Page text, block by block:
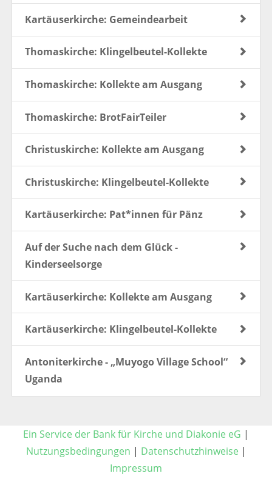
Kartäuserkirche: Gemeindearbeit
Thomaskirche: Klingelbeutel-Kollekte
Thomaskirche: Kollekte am Ausgang
Thomaskirche: BrotFairTeiler
Christuskirche: Kollekte am Ausgang
Christuskirche: Klingelbeutel-Kollekte
Kartäuserkirche: Pat*innen für Pänz
Auf der Suche nach dem Glück -
Kinderseelsorge
Kartäuserkirche: Kollekte am Ausgang
Kartäuserkirche: Klingelbeutel-Kollekte
Antoniterkirche - „Muyogo Village School“
Uganda
Ein Service der Bank für Kirche und Diakonie eG |
Nutzungsbedingungen | Datenschutzhinweise |
Impressum